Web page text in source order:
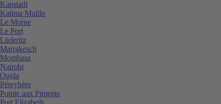
Kapstadt
Katima Mulilo
Le Morne
Le Port
Lüderitz
Marrakesch
Mombasa
Nairobi
Oujda
Péreybère
Pointe aux Piments
Port Elizabeth